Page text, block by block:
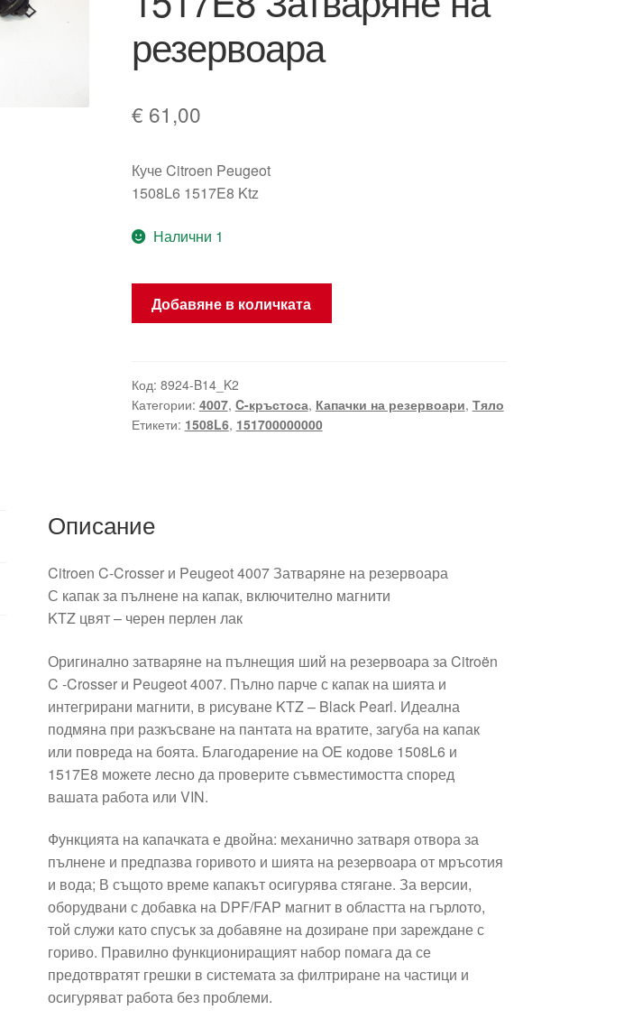
резервоара
€ 61,00
Куче Citroen Peugeot
1508L6 1517E8 Ktz
Налични 1
количество
Crosser
Peugeot
4007
на
Добавяне в количката
Код: 8924-B14_K2
Категории: 4007, C-кръстоса, Капачки на резервоари, Тяло
Етикети: 1508L6, 151700000000
Описание
Citroen C-Crosser и Peugeot 4007 Затваряне на резервоара
С капак за пълнене на капак, включително магнити
KTZ цвят – черен перлен лак
Оригинално затваряне на пълнещия ший на резервоара за Citroën
C -Crosser и Peugeot 4007. Пълно парче с капак на шията и
интегрирани магнити, в рисуване KTZ – Black Pearl. Идеална
подмяна при разкъсване на пантата на вратите, загуба на капак
или повреда на боята. Благодарение на OE кодове 1508L6 и
1517E8 можете лесно да проверите съвместимостта според
вашата работа или VIN.
Функцията на капачката е двойна: механично затваря отвора за
пълнене и предпазва горивото и шията на резервоара от мръсотия
и вода; В същото време капакът осигурява стягане. За версии,
оборудвани с добавка на DPF/FAP магнит в областта на гърлото,
той служи като спусък за добавяне на дозиране при зареждане с
гориво. Правилно функциониращият набор помага да се
предотвратят грешки в системата за филтриране на частици и
осигуряват работа без проблеми.